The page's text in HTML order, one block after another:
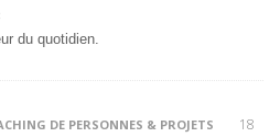
du quotidien.
DE PERSONNES & PROJETS
18